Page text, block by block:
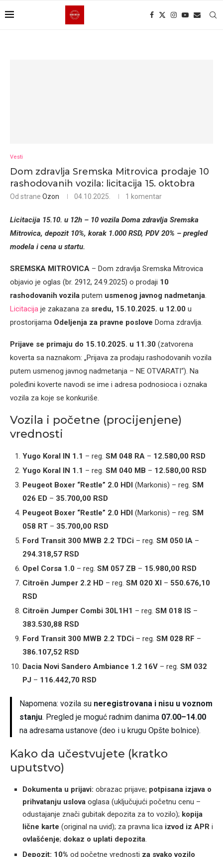
Vesti
Dom zdravlja Sremska Mitrovica prodaje 10
rashodovanih vozila: licitacija 15. oktobra
Od strane Ozon 04.10.2025. 1 komentar
Licitacija 15.10. u 12h – 10 vozila Doma zdravlja Sremska
Mitrovica, depozit 10%, korak 1.000 RSD, PDV 20% – pregled
modela i cena u startu.
SREMSKA MITROVICA – Dom zdravlja Sremska Mitrovica
objavio je oglas (br. 2912, 24.9.2025) o prodaji 10
rashodovanih vozila putem usmenog javnog nadmetanja.
Licitacija je zakazana za sredu, 15.10.2025. u 12.00 u
prostorijama Odeljenja za pravne poslove Doma zdravlja.
Prijave se primaju do 15.10.2025. u 11.30 (zatvorena
koverta sa naznakom: „Prijava za prodaju rashodovanih vozila
putem usmenog javnog nadmetanja – NE OTVARATI“). Na
poleđini koverte navodi se ime i adresa podnosioca i oznaka
vozila za koje se konkuriše.
Vozila i početne (procijenjene)
vrednosti
Yugo Koral IN 1.1 – reg. SM 048 RA – 12.580,00 RSD
Yugo Koral IN 1.1 – reg. SM 040 MB – 12.580,00 RSD
Peugeot Boxer “Restle” 2.0 HDI (Markonis) – reg. SM
026 ED – 35.700,00 RSD
Peugeot Boxer “Restle” 2.0 HDI (Markonis) – reg. SM
058 RT – 35.700,00 RSD
Ford Transit 300 MWB 2.2 TDCi – reg. SM 050 IA –
294.318,57 RSD
Opel Corsa 1.0 – reg. SM 057 ZB – 15.980,00 RSD
Citroën Jumper 2.2 HD – reg. SM 020 XI – 550.676,10
RSD
Citroën Jumper Combi 30L1H1 – reg. SM 018 IS –
383.530,88 RSD
Ford Transit 300 MWB 2.2 TDCi – reg. SM 028 RF –
386.107,52 RSD
Dacia Novi Sandero Ambiance 1.2 16V – reg. SM 032
PJ – 116.442,70 RSD
Napomena: vozila su neregistrovana i nisu u voznom
stanju. Pregled je moguć radnim danima 07.00–14.00
na adresama ustanove (deo i u krugu Opšte bolnice).
Kako da učestvujete (kratko
uputstvo)
Dokumenta u prijavi: obrazac prijave; potpisana izjava o
prihvatanju uslova oglasa (uključujući početnu cenu –
odustajanje znači gubitak depozita za to vozilo); kopija
lične karte (original na uvid); za pravna lica izvod iz APR i
ovlašćenje; dokaz o uplati depozita.
Depozit: 10% od početne vrednosti za svako vozilo